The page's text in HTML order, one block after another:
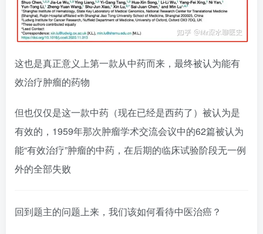
这也是真正意义上第一款从中药而来，最终被认为能有
效治疗肿瘤的药物
但也仅仅是这一款中药（现在已经是西药了）被认为是
有效的，1959年那次肿瘤学术交流会议中的62篇被认为
能“有效治疗”肿瘤的中药，在后期的临床试验阶段无一例
外的全部失败
回到题主的问题上来，我们该如何看待中医治癌？